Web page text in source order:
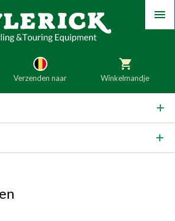
Verzenden naar Winkelmandje
Menu